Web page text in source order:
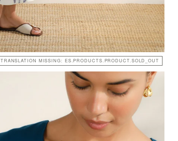
TRANSLATION MISSING: ES.PRODUCTS.PRODUCT.SOLD_OUT